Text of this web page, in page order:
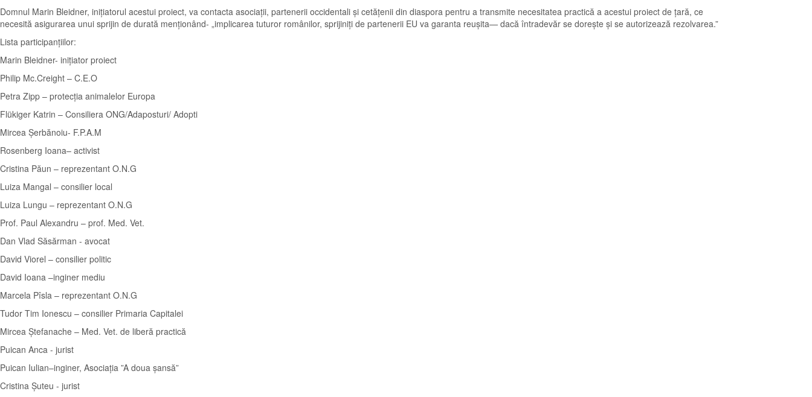
Domnul Marin Bleidner, inițiatorul acestui proiect, va contacta asociații, partenerii occidentali și cetățenii din diaspora pentru a transmite necesitatea practică a acestui proiect de țară, ce
necesită asigurarea unui sprijin de durată menționând- „implicarea tuturor românilor, sprijiniți de partenerii EU va garanta reușita— dacă întradevăr se dorește și se autorizează rezolvarea.”
Lista participanțiilor:
Marin Bleidner- inițiator proiect
Philip Mc.Creight – C.E.O
Petra Zipp – protecția animalelor Europa
Flükiger Katrin – Consiliera ONG/Adaposturi/ Adopti
Mircea Șerbănoiu- F.P.A.M
Rosenberg Ioana– activist
Cristina Păun – reprezentant O.N.G
Luiza Mangal – consilier local
Luiza Lungu – reprezentant O.N.G
Prof. Paul Alexandru – prof. Med. Vet.
Dan Vlad Săsărman - avocat
David Viorel – consilier politic
David Ioana –inginer mediu
Marcela Pîsla – reprezentant O.N.G
Tudor Tim Ionescu – consilier Primaria Capitalei
Mircea Ștefanache – Med. Vet. de liberă practică
Puican Anca - jurist
Puican Iulian–inginer, Asociația ”A doua șansă”
Cristina Șuteu - jurist